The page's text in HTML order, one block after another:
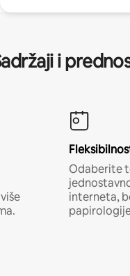
i
Odaberite
interneta,